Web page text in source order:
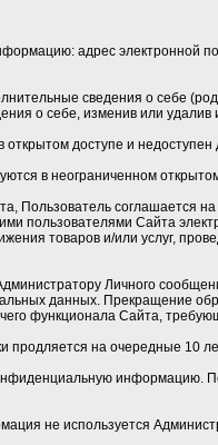
адрес электронной
сведения о себе
о себе, изменив или
доступе и
в неограниченном
соглашается
пользователями Сайта
товаров и/или услуг,
Личного
данных. Прекращение
функционала Сайта,
на очередные 10
информацию.
не используется